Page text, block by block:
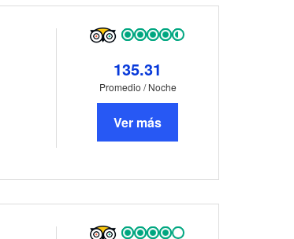
135.31
Promedio / Noche
Ver más